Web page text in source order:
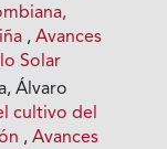
,Avances
Solar
Álvaro
cultivo del
,Avances